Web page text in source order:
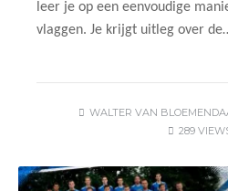
leer je op een eenvoudige
vlaggen. Je krijgt uitleg over
WALTER VAN
289